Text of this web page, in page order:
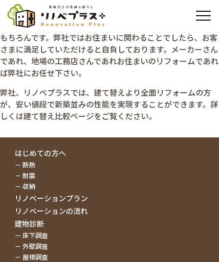
もちろんです。弊社ではお住まいに関わることでしたら、お客
さまに満足していただけると自負しております。メーカーさん
であれ、地場の工務店さんであれお住まいのリフォームであれ
ば弊社にお任せ下さい。
弊社、リノベプラスでは、建て替えより全面リフォームの方
が、安い値段で新築並みの性能を実現することができます。詳
しくは建て替え比較ページをご覧ください。
はじめての方へ
断熱
耐震
収納
リノベーションプラン
リノベーションの流れ
建物診断
床下調査
外壁調査
屋根調査